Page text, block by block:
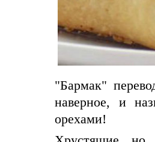
"Бармак"
наверное, и
орехами!